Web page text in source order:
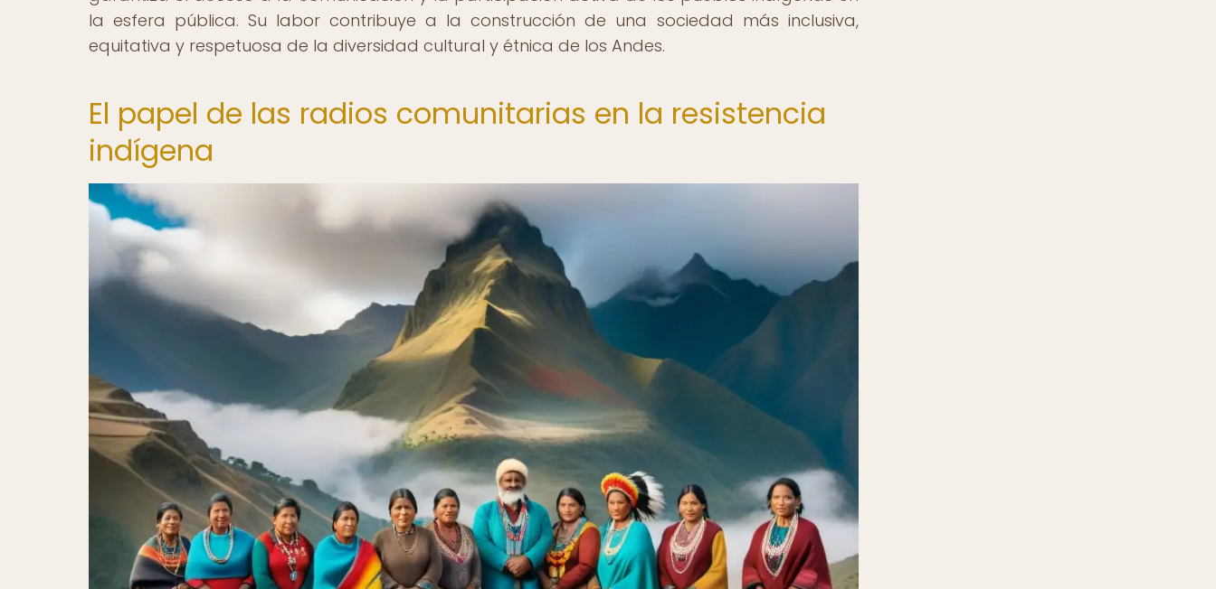
la esfera pública. Su labor contribuye a la construcción de una sociedad más inclusiva,
equitativa y respetuosa de la diversidad cultural y étnica de los Andes.
El papel de las radios comunitarias en la resistencia
indígena